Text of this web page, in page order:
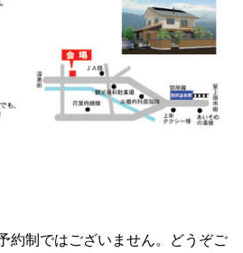
約制ではございません。どうぞご